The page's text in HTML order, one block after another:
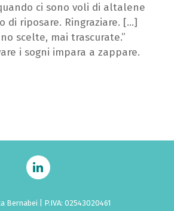
ci sono voli di altalene
di riposare. Ringraziare. […]
scelte, mai trascurate.”
i sogni impara a zappare.
Bernabei | P.IVA: 02543020461